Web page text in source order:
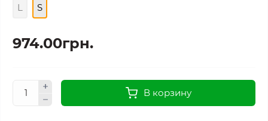
L
S
974.00грн.
В корзину